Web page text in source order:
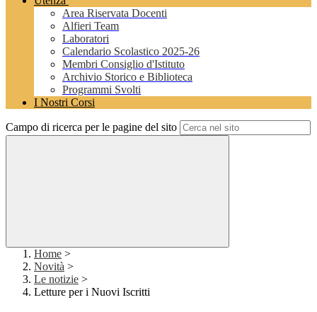
Area Riservata Docenti
Alfieri Team
Laboratori
Calendario Scolastico 2025-26
Membri Consiglio d'Istituto
Archivio Storico e Biblioteca
Programmi Svolti
I Nostri Corsi
Campo di ricerca per le pagine del sito
Home >
Novità >
Le notizie >
Letture per i Nuovi Iscritti